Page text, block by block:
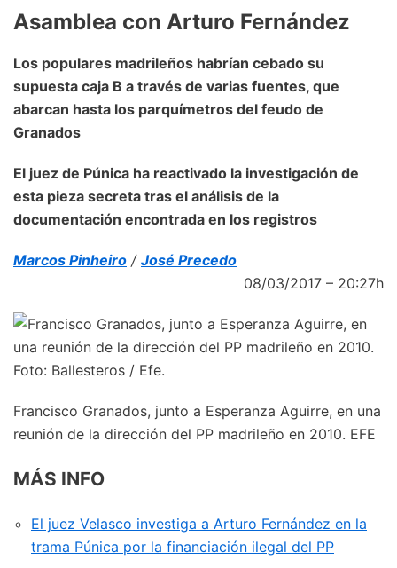
Asamblea con Arturo Fernández
Los populares madrileños habrían cebado su
supuesta caja B a través de varias fuentes, que
abarcan hasta los parquímetros del feudo de
Granados
El juez de Púnica ha reactivado la investigación de
esta pieza secreta tras el análisis de la
documentación encontrada en los registros
Marcos Pinheiro / José Precedo
08/03/2017 – 20:27h
Francisco Granados, junto a Esperanza Aguirre, en una
reunión de la dirección del PP madrileño en 2010. EFE
MÁS INFO
El juez Velasco investiga a Arturo Fernández en la
trama Púnica por la financiación ilegal del PP